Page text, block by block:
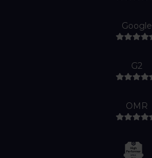
Google
G2
OMR